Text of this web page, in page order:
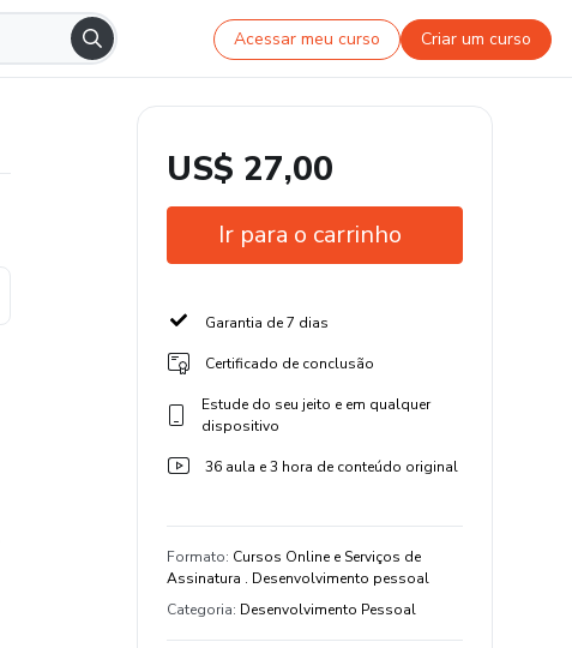
Acessar meu curso Criar um curso
US$ 27,00
Ir para o carrinho
Garantia de 7 dias
Certificado de conclusão
Estude do seu jeito e em qualquer
dispositivo
36 aula e 3 hora de conteúdo original
Formato: Cursos Online e Serviços de
Assinatura . Desenvolvimento pessoal
Categoria: Desenvolvimento Pessoal